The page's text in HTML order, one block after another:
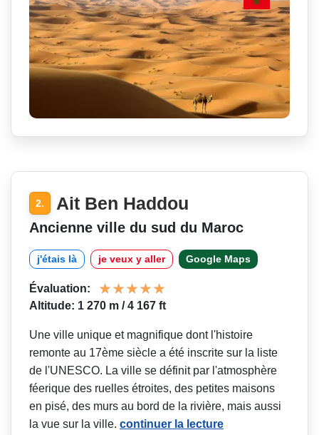
2. Ait Ben Haddou
Ancienne ville du sud du Maroc
j'étais là je veux y aller Google Maps
Évaluation:
Altitude: 1 270 m / 4 167 ft
Une ville unique et magnifique dont l'histoire
remonte au 17ème siècle a été inscrite sur la liste
de l'UNESCO. La ville se définit par l'atmosphère
féerique des ruelles étroites, des petites maisons
en pisé, des murs au bord de la rivière, mais aussi
la vue sur la ville. continuer la lecture